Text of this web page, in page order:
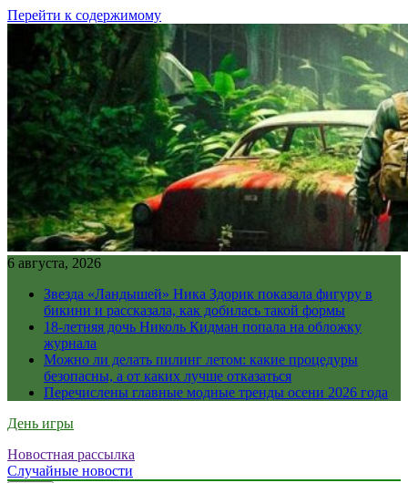
Перейти к содержимому
6 августа, 2026
Звезда «Ландышей» Ника Здорик показала фигуру в
бикини и рассказала, как добилась такой формы
18-летняя дочь Николь Кидман попала на обложку
журнала
Можно ли делать пилинг летом: какие процедуры
безопасны, а от каких лучше отказаться
Перечислены главные модные тренды осени 2026 года
День игры
Новостная рассылка
Случайные новости